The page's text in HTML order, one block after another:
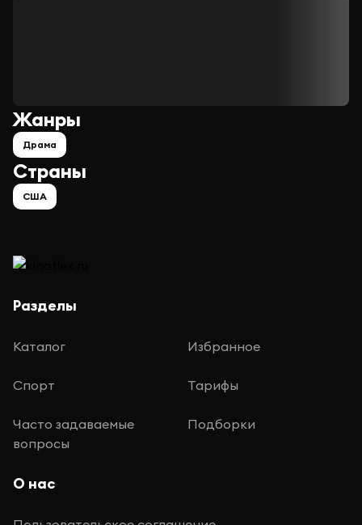
Страны
США
Жанры
Драма
Разделы
Каталог Избранное
Спорт Тарифы
Часто задаваемые
вопросы
Подборки
О нас